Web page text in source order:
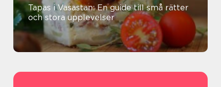
Tapas i Vasastan: En guide till små rätter
och stora upplevelser